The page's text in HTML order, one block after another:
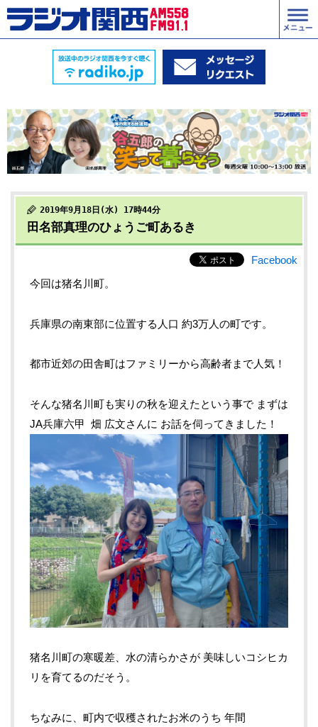
2019年9月18日(水) 17時44分
田名部真理のひょうご町あるき
Facebook
今回は猪名川町。
兵庫県の南東部に位置する人口 約3万人の町です。
都市近郊の田舎町はファミリーから高齢者まで人気！
そんな猪名川町も実りの秋を迎えたという事で まずは
JA兵庫六甲 畑 広文さんに お話を伺ってきました！
猪名川町の寒暖差、水の清らかさが 美味しいコシヒカ
リを育てるのだそう。
ちなみに、町内で収穫されたお米のうち 年間